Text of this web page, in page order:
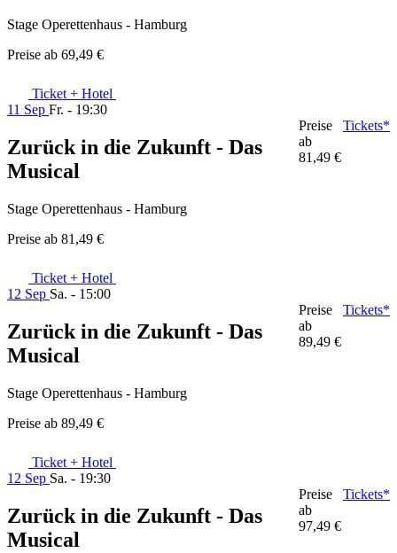
Stage Operettenhaus - Hamburg
Preise ab 69,49 €
Ticket + Hotel
11 Sep Fr. - 19:30
Zurück in die Zukunft - Das
Musical
Stage Operettenhaus - Hamburg
Preise ab 81,49 €
Preise
ab
81,49 €
Tickets*
Ticket + Hotel
12 Sep Sa. - 15:00
Zurück in die Zukunft - Das
Musical
Stage Operettenhaus - Hamburg
Preise ab 89,49 €
Preise
ab
89,49 €
Tickets*
Ticket + Hotel
12 Sep Sa. - 19:30
Zurück in die Zukunft - Das
Musical
Preise
ab
97,49 €
Tickets*